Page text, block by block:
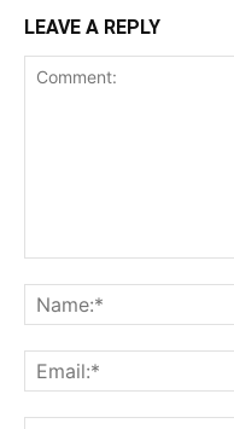
LEAVE A REPLY